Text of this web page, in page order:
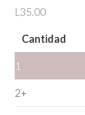
L 35.00
Cantidad
1
2+